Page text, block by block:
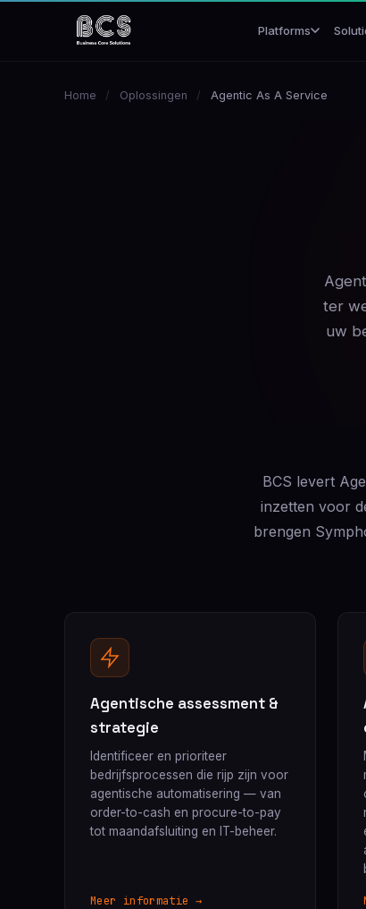
Platforms
Home / Oplossingen / Agentic As A Service
ter
uw
BCS levert
inzetten voor
brengen
Agentische assessment &
strategie
Identificeer en prioriteer
bedrijfsprocessen die rijp zijn voor
agentische automatisering — van
order-to-cash en procure-to-pay
tot maandafsluiting en IT-beheer.
Meer informatie →